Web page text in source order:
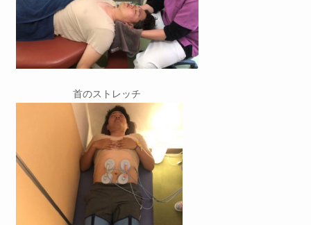
首のストレッチ